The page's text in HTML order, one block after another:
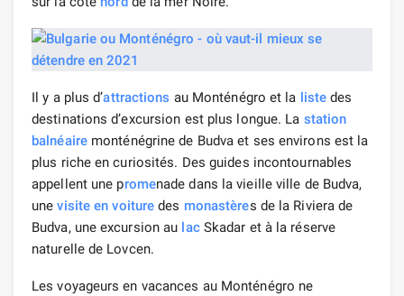
Il y a plus d’attractions au Monténégro et la liste des
destinations d’excursion est plus longue. La station
balnéairemonténégrine de Budva et ses environs est la
plus riche en curiosités. Des guides incontournables
appellent une promenade dans la vieille ville de Budva,
unevisite en voiture des monastères de la Riviera de
Budva, une excursion au lacSkadar et à la réserve
naturelle de Lovcen.
Les voyageurs en vacances au Monténégro ne